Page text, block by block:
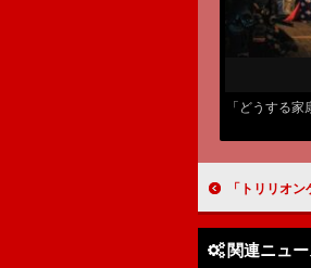
「どうする
「トリリオンゲーム」闇落ちし
関連ニュ